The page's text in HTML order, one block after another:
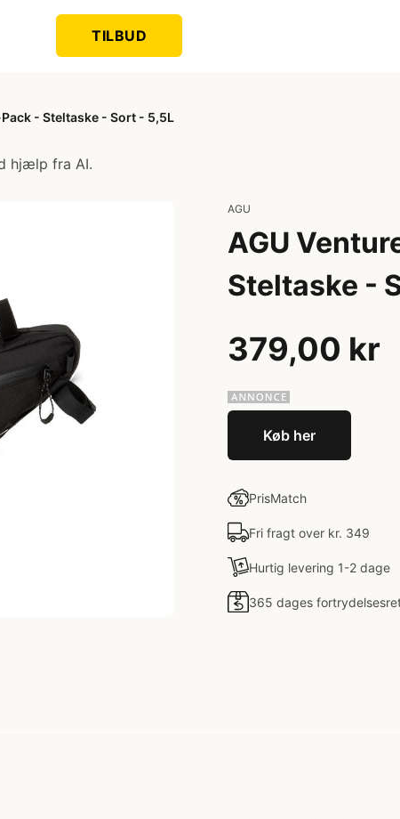
TILBUD
- Steltaske - Sort - 5,5L
hjælp fra AI.
AGU
AGU
Steltaske -
379,00 kr
Køb her
PrisMatch
Fri fragt over kr. 349
Hurtig levering 1-2 dage
365 dages